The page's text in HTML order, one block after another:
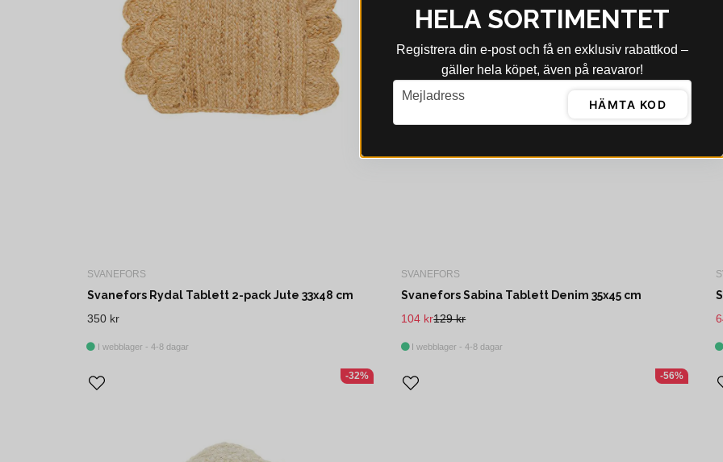
SVANEFORS
Svanefors Rydal Tablett 2-pack Jute 33x48 cm
350 kr
I webblager - 4-8 dagar
SVANEFORS
Svanefors Sabina Tablett Denim 35x45 cm
129 kr
104 kr
I webblager - 4-8 dagar
-32% -56%
HELA SORTIMENTET
Registrera din e‑post och få en exklusiv rabattkod –
gäller hela köpet, även på reavaror!
email
Mejladress
HÄMTA KOD